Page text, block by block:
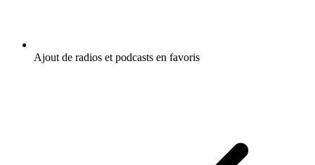
Ajout de radios et podcasts en favoris